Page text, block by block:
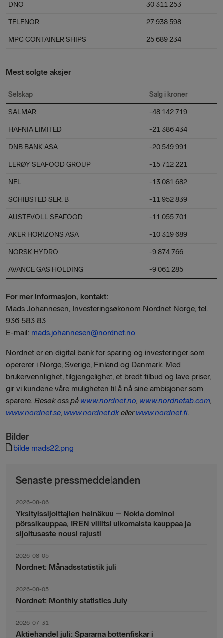
DNO 30 311 253
TELENOR 27 938 598
MPC CONTAINER SHIPS 25 689 234
Mest solgte aksjer
Selskap Salg i kroner
SALMAR -48 142 719
HAFNIA LIMITED -21 386 434
DNB BANK ASA -20 549 991
LERØY SEAFOOD GROUP -15 712 221
NEL -13 081 682
SCHIBSTED SER. B -11 952 839
AUSTEVOLL SEAFOOD -11 055 701
AKER HORIZONS ASA -10 319 689
NORSK HYDRO -9 874 766
AVANCE GAS HOLDING -9 061 285
For mer informasjon, kontakt:
Mads Johannesen, Investeringsøkonom Nordnet Norge, tel.
936 583 83
E-mail: mads.johannesen@nordnet.no
Nordnet er en digital bank for sparing og investeringer som
opererer i Norge, Sverige, Finland og Danmark. Med
brukervennlighet, tilgjengelighet, et bredt tilbud og lave priser,
gir vi kundene våre muligheten til å nå sine ambisjoner som
sparere. Besøk oss på www.nordnet.no, www.nordnetab.com,
www.nordnet.se, www.nordnet.dkellerwww.nordnet.fi.
Bilder
bilde mads22.png
Senaste pressmeddelanden
2026-08-06
Yksityissijoittajien heinäkuu – Nokia dominoi
pörssikauppaa, IREN villitsi ulkomaista kauppaa ja
sijoitusaste nousi rajusti
2026-08-05
Nordnet: Månadsstatistik juli
2026-08-05
Nordnet: Monthly statistics July
2026-07-31
Aktiehandel juli: Spararna bottenfiskar i